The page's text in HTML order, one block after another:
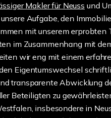
Makler für Neuss und
Aufgabe, den
mit unserem erprobten
im Zusammenhang mit
wir eng mit einem
Eigentumswechsel
transparente Abwicklung
Beteiligten zu
insbesondere in